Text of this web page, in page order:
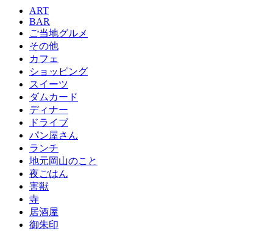
ART
BAR
ご当地グルメ
その他
カフェ
ショッピング
スイーツ
ダムカード
ディナー
ドライブ
パン屋さん
ランチ
地元岡山のこと
夜ごはん
害獣
寺
居酒屋
御朱印